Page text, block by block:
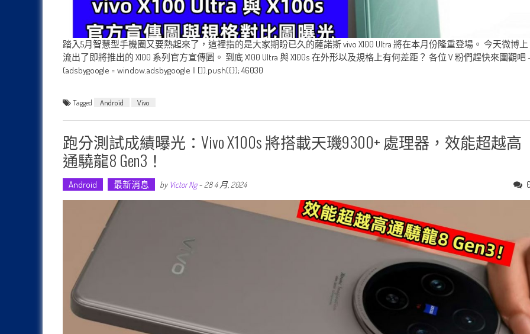
踏入5月智慧型手機圈又要熱起來了，這裡指的是大家期盼已久的薩諾斯 vivo X100 Ultra 將在本月份隆重登場。 今天微博上
流出了即將推出的 X100 系列官方宣傳圖。 到底 X100 Ultra 與 X100s 在外形以及規格上有何差距？ 各位 V 粉們趕快來圍觀吧
(adsbygoogle = window.adsbygoogle || []).push({}); 46030
Tagged Android Vivo
跑分測試成績曝光：vivo X100s 將搭載天璣9300+ 處理器，效能超越高
通驍龍8 Gen3！
Android 最新消息 by Victor Ng- 28 4 月, 2024